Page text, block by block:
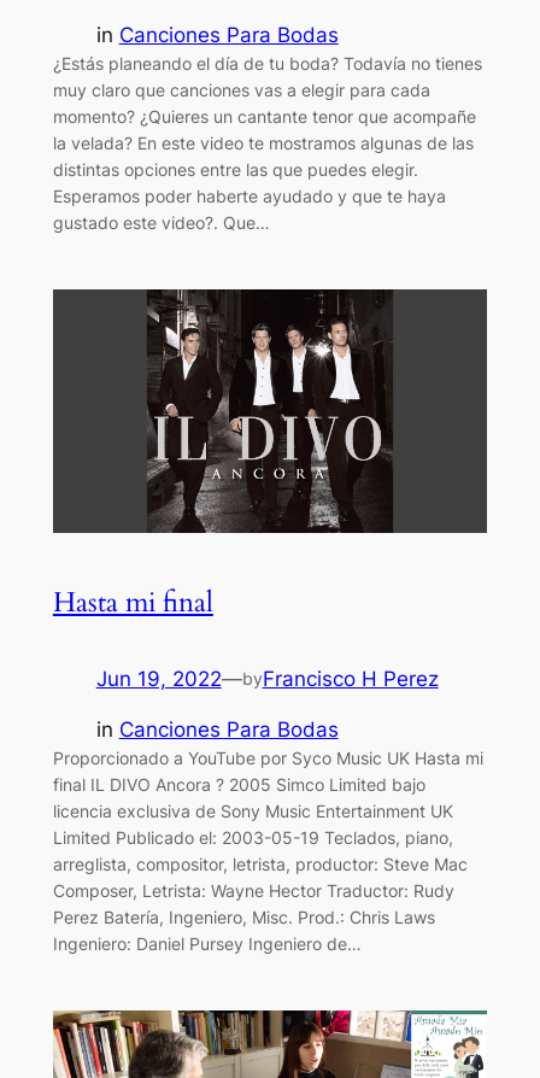
in Canciones Para Bodas
¿Estás planeando el día de tu boda? Todavía no tienes
muy claro que canciones vas a elegir para cada
momento? ¿Quieres un cantante tenor que acompañe
la velada? En este video te mostramos algunas de las
distintas opciones entre las que puedes elegir.
Esperamos poder haberte ayudado y que te haya
gustado este video?. Que…
Hasta mi final
Jun 19, 2022—byFrancisco H Perez
in Canciones Para Bodas
Proporcionado a YouTube por Syco Music UK Hasta mi
final IL DIVO Ancora ? 2005 Simco Limited bajo
licencia exclusiva de Sony Music Entertainment UK
Limited Publicado el: 2003-05-19 Teclados, piano,
arreglista, compositor, letrista, productor: Steve Mac
Composer, Letrista: Wayne Hector Traductor: Rudy
Perez Batería, Ingeniero, Misc. Prod.: Chris Laws
Ingeniero: Daniel Pursey Ingeniero de…